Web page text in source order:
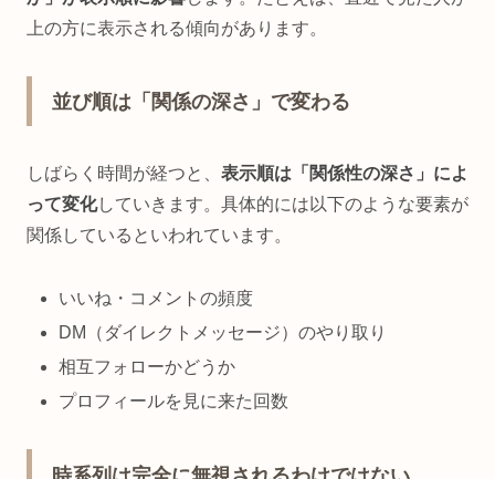
上の方に表示される傾向があります。
並び順は「関係の深さ」で変わる
しばらく時間が経つと、 表示順は「関係性の深さ」によ
って変化していきます。具体的には以下のような要素が
関係しているといわれています。
いいね・コメントの頻度
DM（ダイレクトメッセージ）のやり取り
相互フォローかどうか
プロフィールを見に来た回数